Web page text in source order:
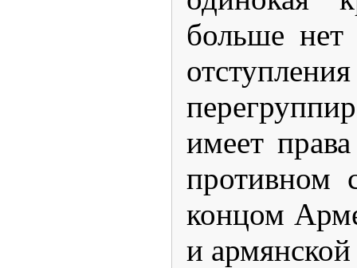
больше нет
имеет
противном
концом
и